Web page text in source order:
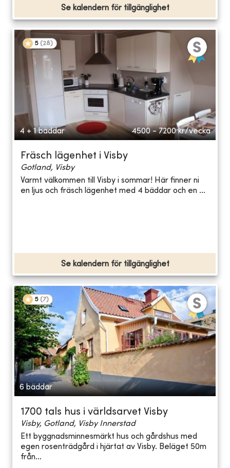
Se kalendern för tillgänglighet
5 (28)
4 + 1 bäddar 4500 - 7200 kr/vecka
Fräsch lägenhet i Visby
Gotland, Visby
Varmt välkommen till Visby i sommar! Här finner ni
en ljus och fräsch lägenhet med 4 bäddar och en ...
Se kalendern för tillgänglighet
5 (7)
6 bäddar
1700 tals hus i världsarvet Visby
Visby, Gotland, Visby Innerstad
Ett byggnadsminnesmärkt hus och gårdshus med
egen rosenträdgård i hjärtat av Visby. Beläget 50m
från...